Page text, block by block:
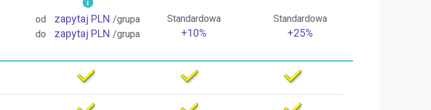
od zapytaj PLN /grupa
do
zapytaj PLN /grupa
Standardowa
+10%
Standardowa
+25%